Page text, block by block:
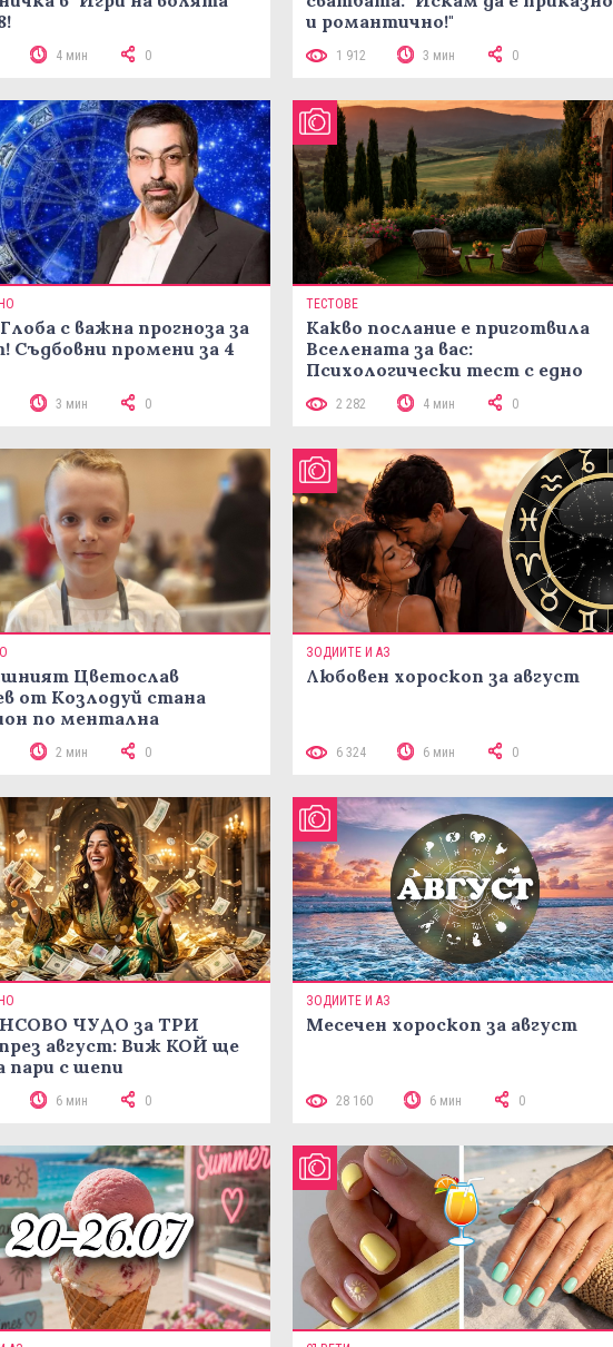
4 мин 0
и романтично!"
1 912 3 мин 0
с важна прогноза за
Съдбовни промени за 4
3 мин 0
ТЕСТОВЕ
Какво послание е приготвила
Вселената за вас:
Психологически тест с едно
2 282 4 мин 0
Цветослав
от Козлодуй стана
по ментална
с 320 задачи за 10
2 мин 0
ЗОДИИТЕ И АЗ
Любовен хороскоп за август
6 324 6 мин 0
ЧУДО за ТРИ
август: Виж КОЙ ще
пари с шепи
6 мин 0
ЗОДИИТЕ И АЗ
Месечен хороскоп за август
28 160 6 мин 0